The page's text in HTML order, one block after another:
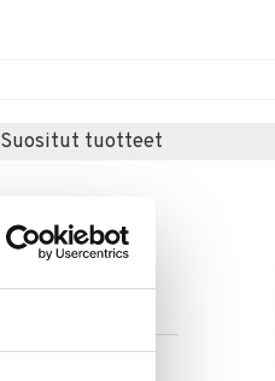
Suositut tuotteet
Saatavana useana